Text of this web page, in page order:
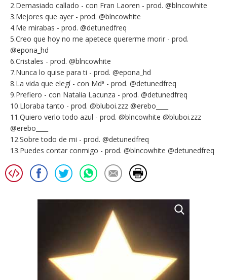
2.Demasiado callado - con Fran Laoren - prod. @blncowhite
3.Mejores que ayer - prod. @blncowhite
4.Me mirabas - prod. @detunedfreq
5.Creo que hoy no me apetece quererme morir - prod.
@epona_hd
6.Cristales - prod. @blncowhite
7.Nunca lo quise para ti - prod. @epona_hd
8.La vida que elegí - con Mdª - prod. @detunedfreq
9.Prefiero - con Natalia Lacunza - prod. @detunedfreq
10.Lloraba tanto - prod. @bluboi.zzz @erebo____
11.Quiero verlo todo azul - prod. @blncowhite @bluboi.zzz
@erebo____
12.Sobre todo de mi - prod. @detunedfreq
13.Puedes contar conmigo - prod. @blncowhite @detunedfreq